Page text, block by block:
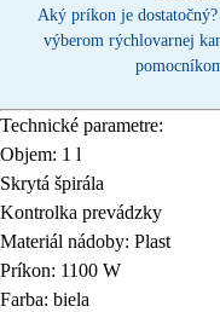
Aký príkon je
výberom rýchlovarnej
Technické parametre:
Objem: 1 l
Skrytá špirála
Kontrolka prevádzky
Materiál nádoby: Plast
Príkon: 1100 W
Farba: biela